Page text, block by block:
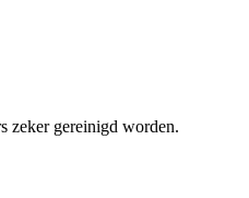
zeker gereinigd worden.